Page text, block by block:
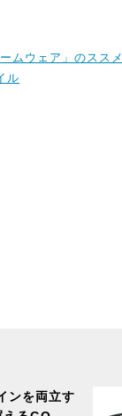
ムウェア」のススメ
ル
ンを両立す